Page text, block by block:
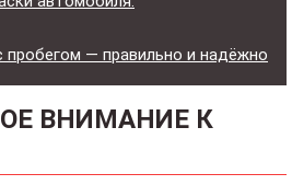
пробегом — правильно и надёжно
ВНИМАНИЕ К